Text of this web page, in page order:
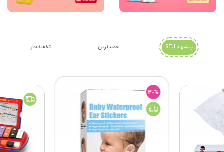
پیشنهاد STJ جدیدترین تخفیف‌دار
30%